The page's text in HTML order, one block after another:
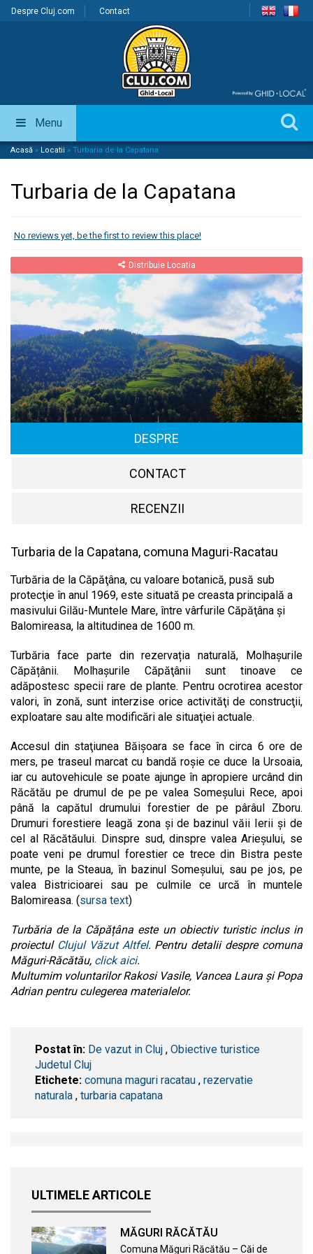
Despre Cluj.com Contact
Menu
Acasă » Locatii » Turbaria de la Capatana
Turbaria de la Capatana
No reviews yet, be the first to review this place!
Distribuie Locatia
DESPRE
CONTACT
RECENZII
Turbaria de la Capatana, comuna Maguri-Racatau
Turbăria de la Căpăţâna, cu valoare botanică, pusă sub
protecţie în anul 1969, este situată pe creasta principală a
masivului Gilău-Muntele Mare, între vârfurile Căpăţâna şi
Balomireasa, la altitudinea de 1600 m.
Turbăria face parte din rezervația naturală, Molhașurile
Căpățânii. Molhaşurile Căpăţânii sunt tinoave ce
adăpostesc specii rare de plante. Pentru ocrotirea acestor
valori, în zonă, sunt interzise orice activităţi de construcţii,
exploatare sau alte modificări ale situaţiei actuale.
Accesul din staţiunea Băişoara se face în circa 6 ore de
mers, pe traseul marcat cu bandă roşie ce duce la Ursoaia,
iar cu autovehicule se poate ajunge în apropiere urcând din
Răcătău pe drumul de pe pe valea Someşului Rece, apoi
până la capătul drumului forestier de pe pârâul Zboru.
Drumuri forestiere leagă zona şi de bazinul văii Ierii şi de
cel al Răcătăului. Dinspre sud, dinspre valea Arieşului, se
poate veni pe drumul forestier ce trece din Bistra peste
munte, pe la Steaua, în bazinul Someşului, sau pe jos, pe
valea Bistricioarei sau pe culmile ce urcă în muntele
Balomireasa. (sursa text)
Turbăria de la Căpățâna este un obiectiv turistic inclus in
proiectul Clujul Văzut Altfel. Pentru detalii despre comuna
Măguri-Răcătău, click aici.
Multumim voluntarilor Rakosi Vasile, Vancea Laura și Popa
Adrian pentru culegerea materialelor.
Postat în: De vazut in Cluj , Obiective turistice
Judetul Cluj
Etichete: comuna maguri racatau , rezervatie
naturala , turbaria capatana
ULTIMELE ARTICOLE
MĂGURI RĂCĂTĂU
Comuna Măguri Răcătău – Căi de